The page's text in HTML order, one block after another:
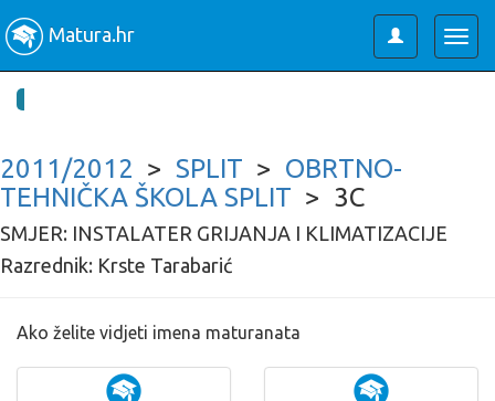
Toggle
user
Matura.hr
2011/2012 > SPLIT > OBRTNO-
TEHNIČKA ŠKOLA SPLIT > 3C
SMJER: INSTALATER GRIJANJA I KLIMATIZACIJE
Razrednik: Krste Tarabarić
Ako želite vidjeti imena maturanata